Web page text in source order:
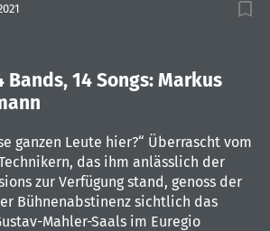
Bands, 14 Songs: Markus
ganzen Leute hier?“ Überrascht vom
das ihm anlässlich der
zur Verfügung stand, genoss der
Bühnenabstinenz sichtlich das
Mahler-Saals im Euregio